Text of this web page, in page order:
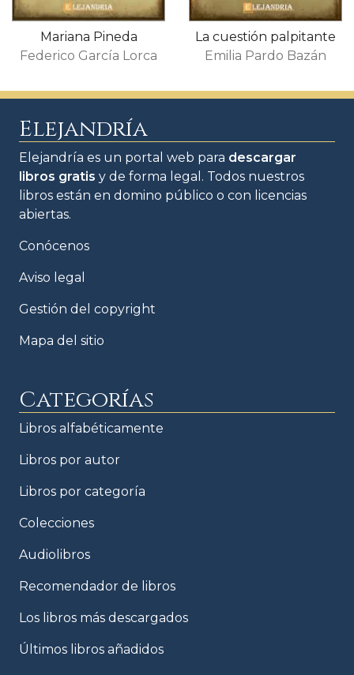
Mariana Pineda
Federico García Lorca
La cuestión palpitante
Emilia Pardo Bazán
Elejandría
Elejandría es un portal web para descargar
libros gratis y de forma legal. Todos nuestros
libros están en domino público o con licencias
abiertas.
Conócenos
Aviso legal
Gestión del copyright
Mapa del sitio
Categorías
Libros alfabéticamente
Libros por autor
Libros por categoría
Colecciones
Audiolibros
Recomendador de libros
Los libros más descargados
Últimos libros añadidos